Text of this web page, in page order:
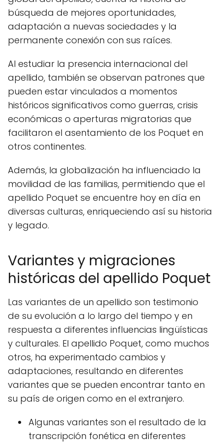
búsqueda de mejores oportunidades,
adaptación a nuevas sociedades y la
permanente conexión con sus raíces.
Al estudiar la presencia internacional del
apellido, también se observan patrones que
pueden estar vinculados a momentos
históricos significativos como guerras, crisis
económicas o aperturas migratorias que
facilitaron el asentamiento de los Poquet en
otros continentes.
Además, la globalización ha influenciado la
movilidad de las familias, permitiendo que el
apellido Poquet se encuentre hoy en día en
diversas culturas, enriqueciendo así su historia
y legado.
Variantes y migraciones
históricas del apellido Poquet
Las variantes de un apellido son testimonio
de su evolución a lo largo del tiempo y en
respuesta a diferentes influencias lingüísticas
y culturales. El apellido Poquet, como muchos
otros, ha experimentado cambios y
adaptaciones, resultando en diferentes
variantes que se pueden encontrar tanto en
su país de origen como en el extranjero.
Algunas variantes son el resultado de la
transcripción fonética en diferentes